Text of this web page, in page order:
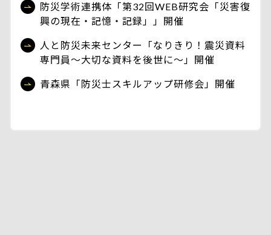
防災学術連携体「第32回WEB研究会「災害復
興の現在・記憶・記録」」開催
人と防災未来センター「なりきり！震災資料
専門員～大切な資料を後世に～」開催
青森県「防災士スキルアップ研修会」開催